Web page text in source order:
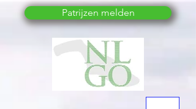
Patrijzen melden